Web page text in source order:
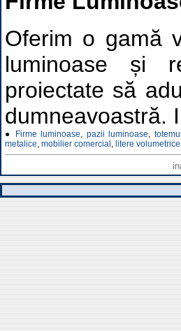
Oferim o gamă
luminoase și
proiectate să
dumneavoastră.
● Firme luminoase, pazii luminoase,
metalice, mobilier comercial , litere volumetrice